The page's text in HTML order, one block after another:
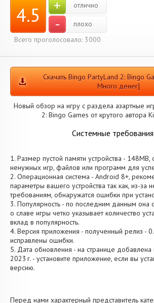
4.5 + отлично
-
плохо
Всего проголосовало: 3000
Скачать Bingo PartyLand 2: Bingo
Много денег]
Новый обзор на игру с раздела азартные
2: Bingo Games от крутого автора
Системные требования.
1. Размер пустой памяти устройства - 148MB,
ненужных игр, файлов или программ для
2. Операционная система - Android 8+,
параметры вашего устройства так как, из-за
требованиям, обнаружатся ошибки при
3. Популярность - по последним данным она
о cлаве игры четко указывает количество
вклад в популярность.
4. Версия приложения - полученный релиз -
исправлены ошибки.
5. Дата обновления - на странице
2023 г. - установите приложение, если вы
версию.
Перед нами характерный представитель